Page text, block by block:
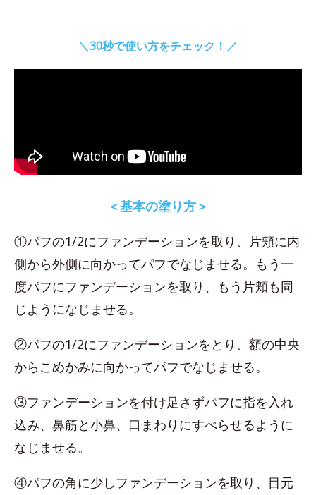
＼30秒で使い方をチェック！／
＜基本の塗り方＞
①パフの1/2にファンデーションを取り、片頬に内
側から外側に向かってパフでなじませる。もう一
度パフにファンデーションを取り、もう片頬も同
じようになじませる。
②パフの1/2にファンデーションをとり、額の中央
からこめかみに向かってパフでなじませる。
③ファンデーションを付け足さずパフに指を入れ
込み、鼻筋と小鼻、口まわりにすべらせるように
なじませる。
④パフの角に少しファンデーションを取り、目元